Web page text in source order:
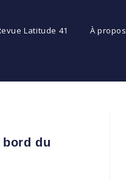
Latitude 41 À propos
du